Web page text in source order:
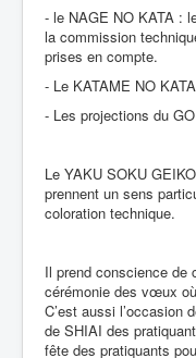
- le NAGE NO KATA :
la commission
prises en compte.
- Le KATAME NO KATA
- Les projections du
Le YAKU SOKU
prennent un sens
coloration technique.
Il prend conscience de
cérémonie des vœux
C’est aussi l’occasion
de SHIAI des
fête des pratiquants